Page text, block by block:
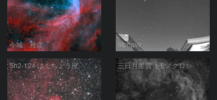
今城 雅彦 alphavir
Sh2-124 はくちょう座 三日月星雲（モノクロ）